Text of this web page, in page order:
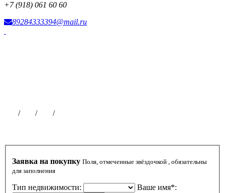
+7 (918) 061 60 60
89284333394@mail.ru
/ / /
Заявка на покупку Поля, отмеченные звёздочкой , обязательны
для заполнения
Тип недвижимости:
Ваше имя*: